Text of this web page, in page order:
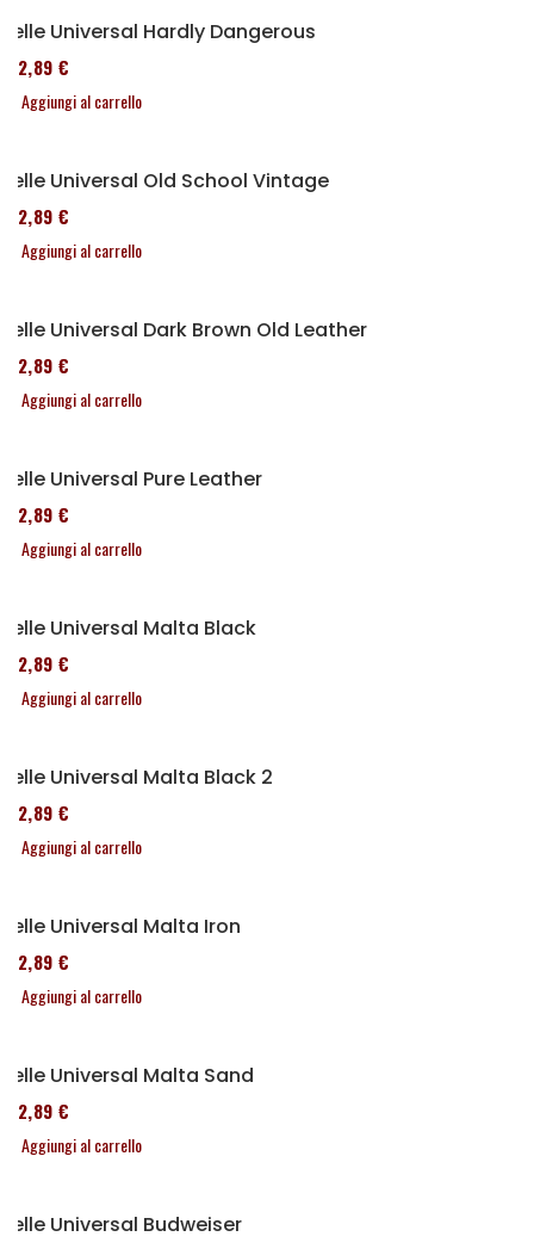
Selle Universal Hardly Dangerous
152,89 €
Aggiungi al carrello
Selle Universal Old School Vintage
152,89 €
Aggiungi al carrello
Selle Universal Dark Brown Old Leather
152,89 €
Aggiungi al carrello
Selle Universal Pure Leather
152,89 €
Aggiungi al carrello
Selle Universal Malta Black
152,89 €
Aggiungi al carrello
Selle Universal Malta Black 2
152,89 €
Aggiungi al carrello
Selle Universal Malta Iron
152,89 €
Aggiungi al carrello
Selle Universal Malta Sand
152,89 €
Aggiungi al carrello
Selle Universal Budweiser